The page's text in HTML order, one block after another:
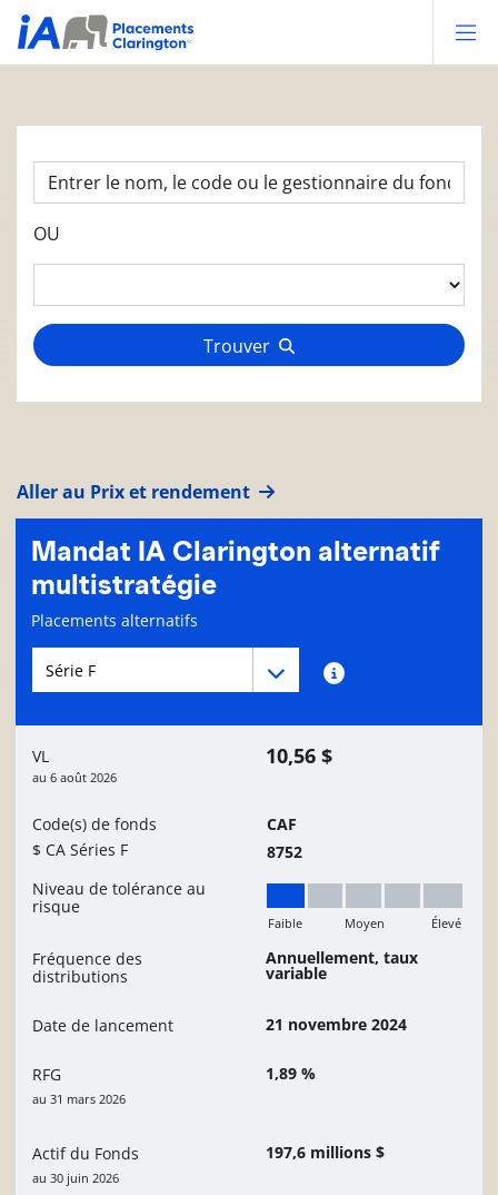
OU
Trouver
Aller au Prix et rendement
Mandat IA Clarington alternatif
multistratégie
Page d'informations sur le fonds
Placements alternatifs
Menu déroulant des séries du Fonds
Menu déroulant des séries du Fonds
VL
au 6 août 2026
10,56 $
Code(s) de fonds
$ CA Séries F
CAF
8752
Niveau de tolérance au
risque
Faible
Faible Moyen Élevé
Fréquence des
distributions
Annuellement, taux
variable
Date de lancement 21 novembre 2024
RFG
au 31 mars 2026
1,89 %
Actif du Fonds
au 30 juin 2026
197,6 millions $